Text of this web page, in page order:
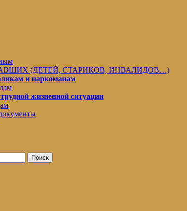
(ДЕТЕЙ, СТАРИКОВ, ИНВАЛИДОВ…)
и наркоманам
жизненной ситуации
Поиск